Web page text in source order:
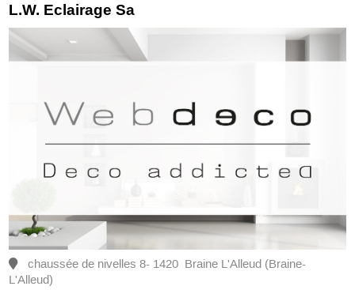
L.W. Eclairage Sa
chaussée de nivelles 8- 1420 Braine L'Alleud (Braine-
L'Alleud)